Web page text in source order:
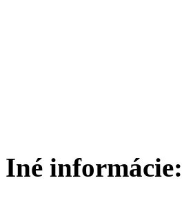
Iné informácie: